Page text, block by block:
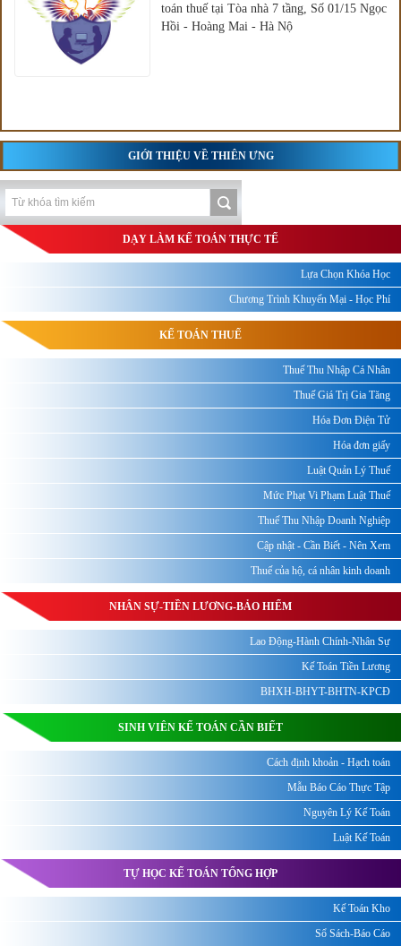
toán thuế tại Tòa nhà 7 tầng, Số 01/15 Ngọc
Hồi - Hoàng Mai - Hà Nộ
GIỚI THIỆU VỀ THIÊN ƯNG
DẠY LÀM KẾ TOÁN THỰC TẾ
Lựa Chọn Khóa Học
Chương Trình Khuyến Mại - Học Phí
KẾ TOÁN THUẾ
Thuế Thu Nhập Cá Nhân
Thuế Giá Trị Gia Tăng
Hóa Đơn Điện Tử
Hóa đơn giấy
Luật Quản Lý Thuế
Mức Phạt Vi Phạm Luật Thuế
Thuế Thu Nhập Doanh Nghiệp
Cập nhật - Cần Biết - Nên Xem
Thuế của hộ, cá nhân kinh doanh
NHÂN SỰ-TIỀN LƯƠNG-BẢO HIỂM
Lao Động-Hành Chính-Nhân Sự
Kế Toán Tiền Lương
BHXH-BHYT-BHTN-KPCĐ
SINH VIÊN KẾ TOÁN CẦN BIẾT
Cách định khoản - Hạch toán
Mẫu Báo Cáo Thực Tập
Nguyên Lý Kế Toán
Luật Kế Toán
TỰ HỌC KẾ TOÁN TỔNG HỢP
Kế Toán Kho
Sổ Sách-Báo Cáo